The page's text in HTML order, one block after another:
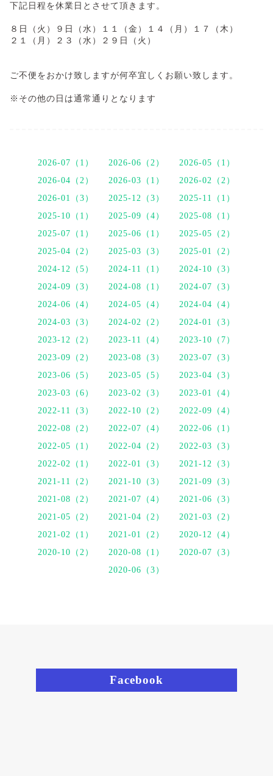
下記日程を休業日とさせて頂きます。
８日（火）９日（水）１１（金）１４（月）１７（木）
２１（月）２３（水）２９日（火）
ご不便をおかけ致しますが何卒宜しくお願い致します。
※その他の日は通常通りとなります
2026-07（1） 2026-06（2）
2026-05（1）
2026-04（2）
2026-03（1）
2026-02（2）
2026-01（3）
2025-12（3）
2025-11（1）
2025-10（1）
2025-09（4）
2025-08（1）
2025-07（1）
2025-06（1）
2025-05（2）
2025-04（2）
2025-03（3）
2025-01（2）
2024-12（5）
2024-11（1）
2024-10（3）
2024-09（3）
2024-08（1）
2024-07（3）
2024-06（4）
2024-05（4）
2024-04（4）
2024-03（3）
2024-02（2）
2024-01（3）
2023-12（2）
2023-11（4）
2023-10（7）
2023-09（2）
2023-08（3）
2023-07（3）
2023-06（5）
2023-05（5）
2023-04（3）
2023-03（6）
2023-02（3）
2023-01（4）
2022-11（3）
2022-10（2）
2022-09（4）
2022-08（2）
2022-07（4）
2022-06（1）
2022-05（1）
2022-04（2）
2022-03（3）
2022-02（1）
2022-01（3）
2021-12（3）
2021-11（2）
2021-10（3）
2021-09（3）
2021-08（2）
2021-07（4）
2021-06（3）
2021-05（2）
2021-04（2）
2021-03（2）
2021-02（1）
2021-01（2）
2020-12（4）
2020-10（2）
2020-08（1）
2020-07（3）
2020-06（3）
Facebook